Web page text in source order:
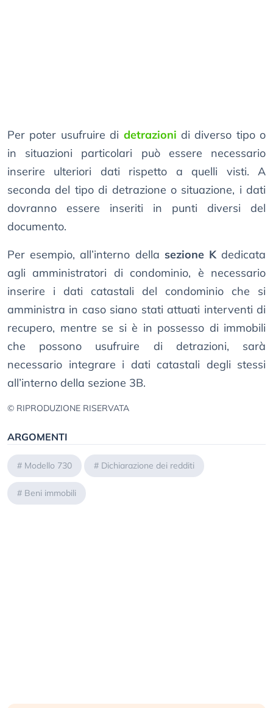
Per poter usufruire di detrazioni di diverso tipo o
in situazioni particolari può essere necessario
inserire ulteriori dati rispetto a quelli visti. A
seconda del tipo di detrazione o situazione, i dati
dovranno essere inseriti in punti diversi del
documento.
Per esempio, all’interno della sezione Kdedicata
agli amministratori di condominio, è necessario
inserire i dati catastali del condominio che si
amministra in caso siano stati attuati interventi di
recupero, mentre se si è in possesso di immobili
che possono usufruire di detrazioni, sarà
necessario integrare i dati catastali degli stessi
all’interno della sezione 3B.
© RIPRODUZIONE RISERVATA
ARGOMENTI
# Modello 730 # Dichiarazione dei redditi
# Beni immobili